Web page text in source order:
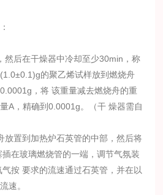
然后在干燥器中冷却至少30min，称
的聚乙烯试样放到燃烧舟
，将 该重量减去燃烧舟的重
A，精确到0.0001g。（干 燥器需自
放置到加热炉石英管的中部，然后将
在玻璃燃烧管的一端，调节气氛装
按 要求的流速通过石英管，并在以
速。